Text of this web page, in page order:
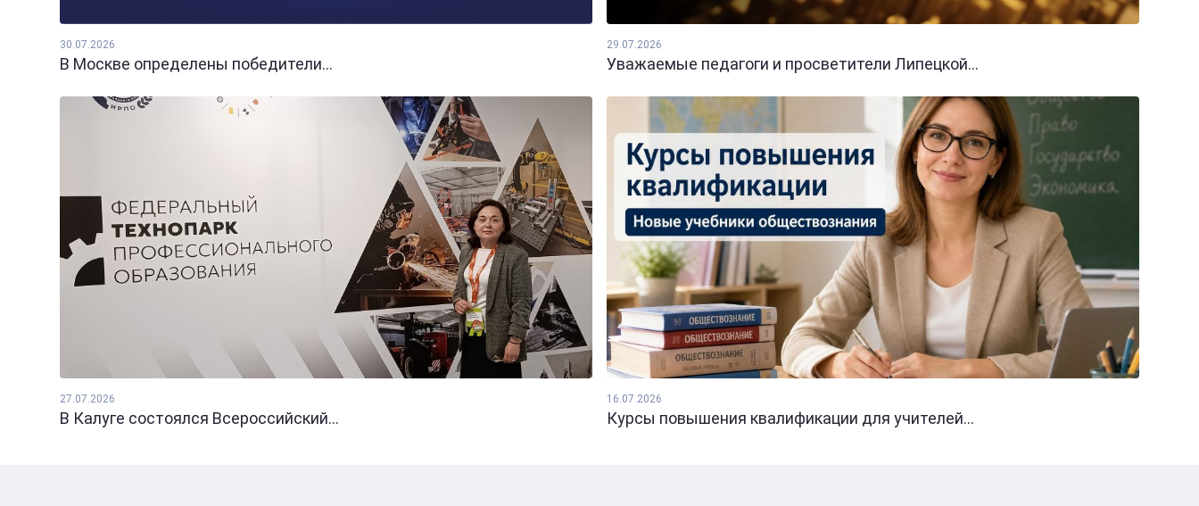
30.07.2026
В Москве определены победители...
29.07.2026
Уважаемые педагоги и просветители Липецкой...
27.07.2026
В Калуге состоялся Всероссийский...
16.07.2026
Курсы повышения квалификации для учителей...